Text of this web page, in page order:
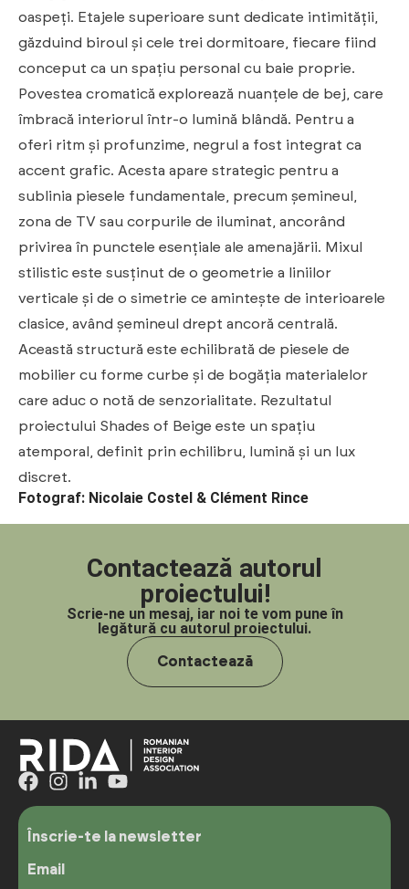
oaspeți. Etajele superioare sunt dedicate intimității,
găzduind biroul și cele trei dormitoare, fiecare fiind
conceput ca un spațiu personal cu baie proprie.
Povestea cromatică explorează nuanțele de bej, care
îmbracă interiorul într-o lumină blândă. Pentru a
oferi ritm și profunzime, negrul a fost integrat ca
accent grafic. Acesta apare strategic pentru a
sublinia piesele fundamentale, precum șemineul,
zona de TV sau corpurile de iluminat, ancorând
privirea în punctele esențiale ale amenajării. Mixul
stilistic este susținut de o geometrie a liniilor
verticale și de o simetrie ce amintește de interioarele
clasice, având șemineul drept ancoră centrală.
Această structură este echilibrată de piesele de
mobilier cu forme curbe și de bogăția materialelor
care aduc o notă de senzorialitate. Rezultatul
proiectului Shades of Beige este un spațiu
atemporal, definit prin echilibru, lumină și un lux
discret.
Fotograf: Nicolaie Costel & Clément Rince
Contactează autorul
proiectului!
Scrie-ne un mesaj, iar noi te vom pune în
legătură cu autorul proiectului.
Contactează
Înscrie-te la newsletter
Email